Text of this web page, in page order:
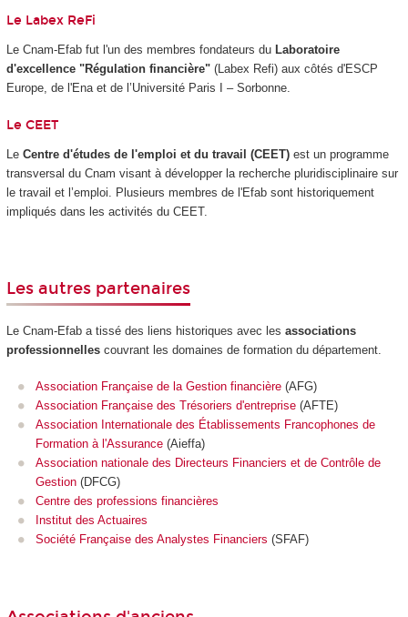
Le Labex ReFi
Le Cnam-Efab fut l'un des membres fondateurs du Laboratoire
d'excellence "Régulation financière"(Labex Refi) aux côtés d'ESCP
Europe, de l'Ena et de l’Université Paris I – Sorbonne.
Le CEET
Le Centre d'études de l'emploi et du travail (CEET)est un programme
transversal du Cnam visant à développer la recherche pluridisciplinaire sur
le travail et l’emploi. Plusieurs membres de l'Efab sont historiquement
impliqués dans les activités du CEET.
Les autres partenaires
Le Cnam-Efab a tissé des liens historiques avec les associations
professionnellescouvrant les domaines de formation du département.
Association Française de la Gestion financière (AFG)
Association Française des Trésoriers d'entreprise (AFTE)
Association Internationale des Établissements Francophones de
Formation à l'Assurance (Aieffa)
Association nationale des Directeurs Financiers et de Contrôle de
Gestion (DFCG)
Centre des professions financières
Institut des Actuaires
Société Française des Analystes Financiers (SFAF)